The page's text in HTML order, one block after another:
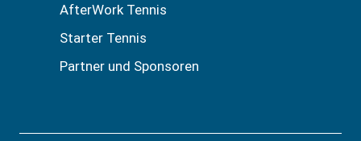
AfterWork Tennis
Starter Tennis
Partner und Sponsoren